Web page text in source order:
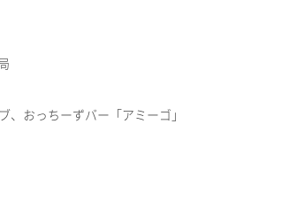
、おっちーずバー「アミーゴ」